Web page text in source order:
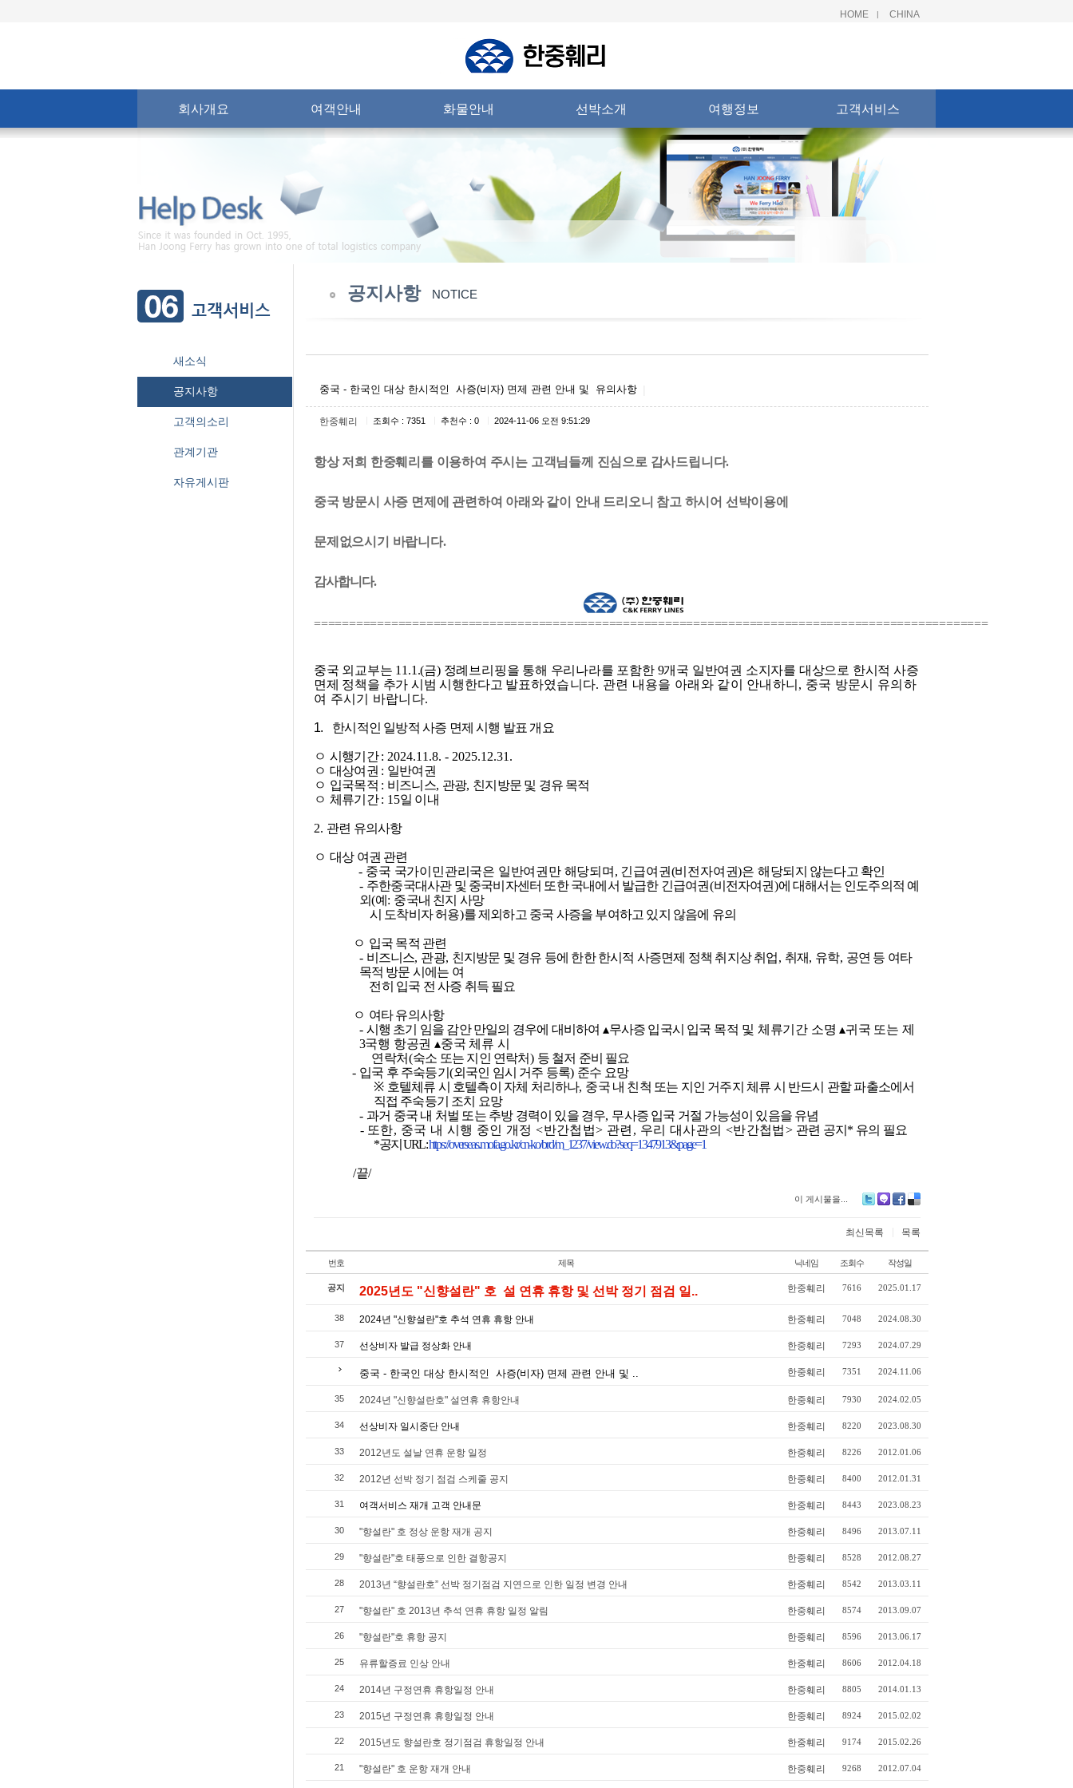
HOME | CHINA
회사개요 여객안내 화물안내 선박소개 여행정보 고객서비스
새소식
공지사항
고객의소리
관계기관
자유게시판
공지사항 NOTICE
중국 - 한국인 대상 한시적인 사증(비자) 면제 관련 안내 및 유의사항
한중훼리 조회수 : 7351 추천수 : 0 2024-11-06 오전 9:51:29
항상 저희 한중훼리를 이용하여 주시는 고객님들께 진심으로 감사드립니다.
중국 방문시 사증 면제에 관련하여 아래와 같이 안내 드리오니 참고 하시어 선박이용에
문제없으시기 바랍니다.
감사합니다.
================================================================================================
중국 외교부는 11.1.(금) 정례브리핑을 통해 우리나라를 포함한 9개국 일반여권 소지자를 대상으로 한시적 사증
면제 정책을 추가 시범 시행한다고 발표하였습니다. 관련 내용을 아래와 같이 안내하니 , 중국 방문시 유의하
여 주시기 바랍니다.
1. 한시적인 일방적 사증 면제 시행 발표 개요
ㅇ 시행기간: 2024.11.8. - 2025.12.31.
ㅇ 대상여권 : 일반여권
ㅇ 입국목적 : 비즈니스, 관광, 친지방문 및 경유 목적
ㅇ 체류기간: 15일 이내
2. 관련 유의사항
ㅇ 대상 여권 관련
- 중국 국가이민관리국은 일반여권만 해당되며 , 긴급여권(비전자여권)은 해당되지 않는다고 확인
- 주한중국대사관 및 중국비자센터 또한 국내에서 발급한 긴급여권(비전자여권)에 대해서는 인도주의적 예
외(예 : 중국내 친지 사망
시 도착비자 허용)를 제외하고 중국 사증을 부여하고 있지 않음에 유의
ㅇ 입국 목적 관련
- 비즈니스, 관광, 친지방문 및 경유 등에 한한 한시적 사증면제 정책 취지상 취업, 취재, 유학, 공연 등 여타
목적 방문 시에는 여
전히 입국 전 사증 취득 필요
ㅇ 여타 유의사항
- 시행 초기 임을 감안 만일의 경우에 대비하여 ▴무사증 입국시 입국 목적 및 체류기간 소명▴귀국 또는 제
3국행 항공권▴중국 체류 시
연락처(숙소 또는 지인 연락처) 등 철저 준비 필요
- 입국 후 주숙등기 (외국인 임시 거주 등록) 준수 요망
※ 호텔체류 시 호텔측이 자체 처리하나, 중국 내 친척 또는 지인 거주지 체류 시 반드시 관할 파출소에서
직접 주숙등기 조치 요망
-과거 중국 내 처벌 또는 추방 경력이 있을 경우, 무사증 입국 거절 가능성이 있음을 유념
- 또한, 중국 내 시행 중인 개정<반간첩법> 관련 , 우리 대사관의 <반간첩법> 관련 공지 * 유의 필요
*공지URL :https://overseas.mofa.go.kr/cn-ko/brd/m_1237/view.do?seq=1347913&page=1
/끝/
이 게시물을...
최신목록
목록
번호 제목 닉네임 조회수 작성일
공지 2025년도 "신향설란" 호 설 연휴 휴항 및 선박 정기 점검 일.. 한중훼리 7616 2025.01.17
38 2024년 "신향설란"호 추석 연휴 휴항 안내 한중훼리 7048 2024.08.30
37 선상비자 발급 정상화 안내 한중훼리 7293 2024.07.29
중국 - 한국인 대상 한시적인 사증(비자) 면제 관련 안내 및 .. 한중훼리 7351 2024.11.06
35 2024년 "신향설란호" 설연휴 휴항안내 한중훼리 7930 2024.02.05
34 선상비자 일시중단 안내 한중훼리 8220 2023.08.30
33 2012년도 설날 연휴 운항 일정 한중훼리 8226 2012.01.06
32 2012년 선박 정기 점검 스케줄 공지 한중훼리 8400 2012.01.31
31 여객서비스 재개 고객 안내문 한중훼리 8443 2023.08.23
30 "향설란" 호 정상 운항 재개 공지 한중훼리 8496 2013.07.11
29 "향설란"호 태풍으로 인한 결항공지 한중훼리 8528 2012.08.27
28 2013년 “향설란호” 선박 정기점검 지연으로 인한 일정 변경 안내 한중훼리 8542 2013.03.11
27 "향설란" 호 2013년 추석 연휴 휴항 일정 알림 한중훼리 8574 2013.09.07
26 "향설란"호 휴항 공지 한중훼리 8596 2013.06.17
25 유류할증료 인상 안내 한중훼리 8606 2012.04.18
24 2014년 구정연휴 휴항일정 안내 한중훼리 8805 2014.01.13
23 2015년 구정연휴 휴항일정 안내 한중훼리 8924 2015.02.02
22 2015년도 향설란호 정기점검 휴항일정 안내 한중훼리 9174 2015.02.26
21 "향설란" 호 운항 재개 안내 한중훼리 9268 2012.07.04